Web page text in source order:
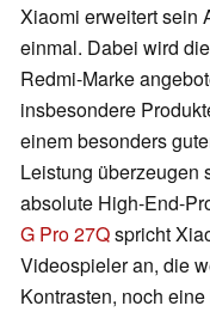
Xiaomi erweitert sein
einmal. Dabei wird
Redmi-Marke
insbesondere
einem besonders
Leistung überzeugen
absolute High-End-
G Pro 27Qspricht
Videospieler an, die
Kontrasten, noch